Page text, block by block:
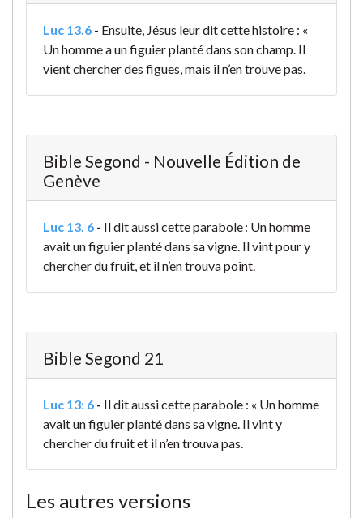
Luc 13.6 - Ensuite, Jésus leur dit cette histoire : «
Un homme a un figuier planté dans son champ. Il
vient chercher des figues, mais il n’en trouve pas.
Bible Segond - Nouvelle Édition de
Genève
Luc 13. 6 - Il dit aussi cette parabole : Un homme
avait un figuier planté dans sa vigne. Il vint pour y
chercher du fruit, et il n’en trouva point.
Bible Segond 21
Luc 13: 6 - Il dit aussi cette parabole : « Un homme
avait un figuier planté dans sa vigne. Il vint y
chercher du fruit et il n’en trouva pas.
Les autres versions